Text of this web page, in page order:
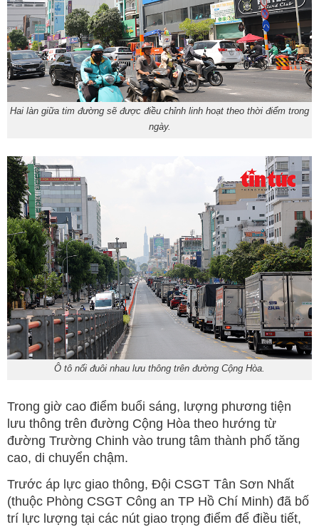
Hai làn giữa tim đường sẽ được điều chỉnh linh hoạt theo thời điểm trong
ngày.
Ô tô nối đuôi nhau lưu thông trên đường Cộng Hòa.
Trong giờ cao điểm buổi sáng, lượng phương tiện
lưu thông trên đường Cộng Hòa theo hướng từ
đường Trường Chinh vào trung tâm thành phố tăng
cao, di chuyển chậm.
Trước áp lực giao thông, Đội CSGT Tân Sơn Nhất
(thuộc Phòng CSGT Công an TP Hồ Chí Minh) đã bố
trí lực lượng tại các nút giao trọng điểm để điều tiết,